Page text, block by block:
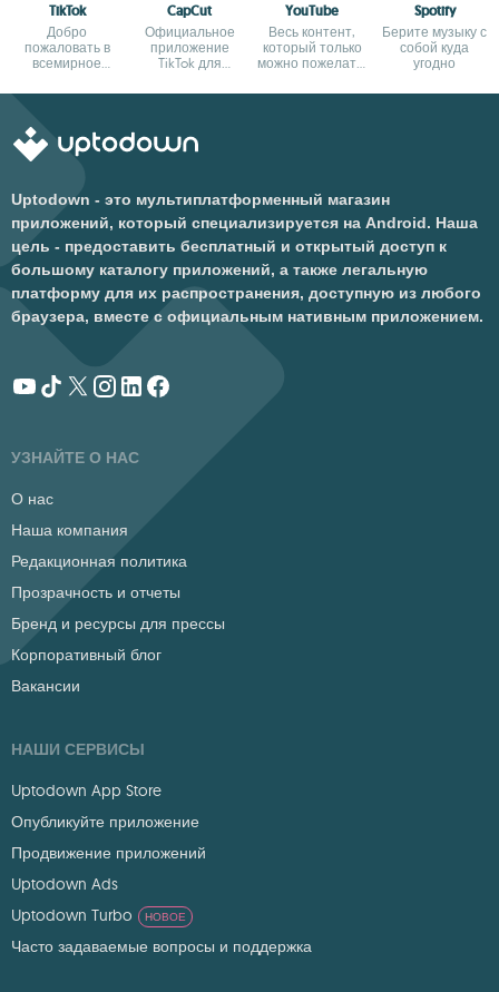
TikTok
Добро
пожаловать в
всемирное
коротких
CapCut
Официальное
приложение
TikTok для
видео
YouTube
Весь контент,
который только
можно пожелать,
телефоне
Spotify
Берите музыку с
собой куда
угодно
Uptodown - это мультиплатформенный магазин
приложений, который специализируется на Android. Наша
цель - предоставить бесплатный и открытый доступ к
большому каталогу приложений, а также легальную
платформу для их распространения, доступную из любого
браузера, вместе с официальным нативным приложением.
УЗНАЙТЕ О НАС
О нас
Наша компания
Редакционная политика
Прозрачность и отчеты
Бренд и ресурсы для прессы
Корпоративный блог
Вакансии
НАШИ СЕРВИСЫ
Uptodown App Store
Опубликуйте приложение
Продвижение приложений
Uptodown Ads
Uptodown Turbo
НОВОЕ
Часто задаваемые вопросы и поддержка